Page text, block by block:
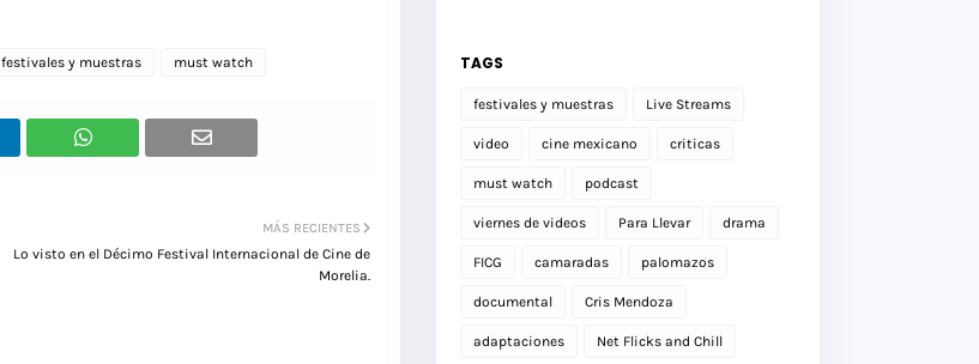
festivales y muestras must watch
MÁS RECIENTES
Lo visto en el Décimo Festival Internacional de Cine de
Morelia.
TAGS
festivales y muestras Live Streams
video cine mexicano criticas
must watch podcast
viernes de videos Para Llevar drama
FICG camaradas palomazos
documental Cris Mendoza
adaptaciones Net Flicks and Chill